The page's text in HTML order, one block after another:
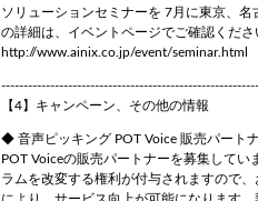
ソリューションセミナーを 7月に東京、
の詳細は、イベントページでご確認くださ
http://www.ainix.co.jp/event/seminar.html
【4】キャンペーン、その他の情報
◆ 音声ピッキング POT Voice 販売パート
POT Voiceの販売パートナーを募集して
ラムを改変する権利が付与されますので
により、サービス向上が可能になります